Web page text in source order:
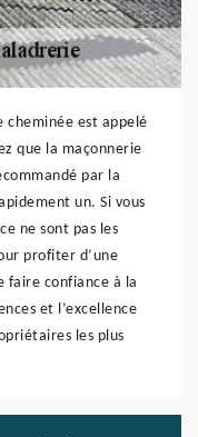
cheminée est appelé
que la maçonnerie
par la
un. Si vous
ne sont pas les
profiter d’une
faire confiance à la
et l’excellence
les plus